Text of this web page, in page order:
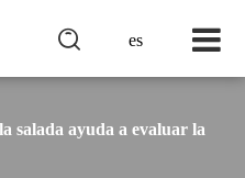
es

salada ayuda a evaluar la